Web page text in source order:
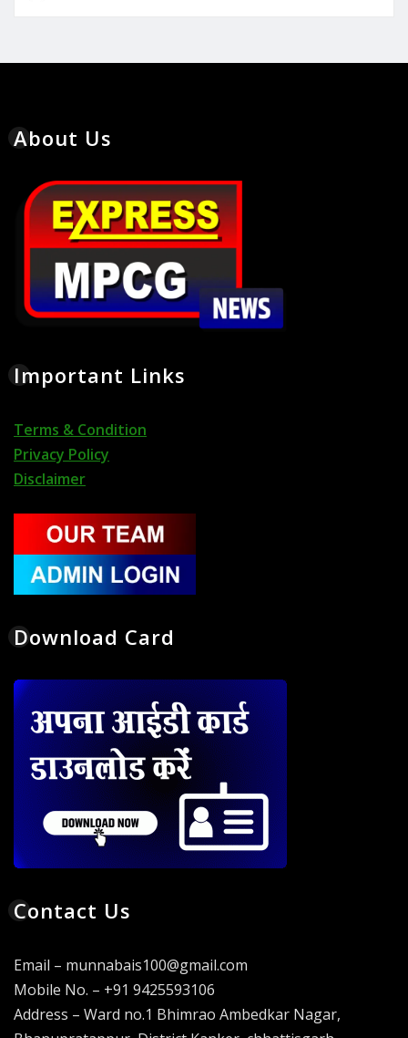
About Us
Important Links
Terms & Condition
Privacy Policy
Disclaimer
Download Card
Contact Us
Email – munnabais100@gmail.com
Mobile No. – +91 9425593106
Address – Ward no.1 Bhimrao Ambedkar Nagar,